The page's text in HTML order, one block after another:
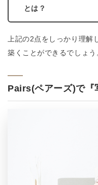
とは？
上記の2点をしっかり理解
築くことができるでしょう
Pairs(ペアーズ)で『